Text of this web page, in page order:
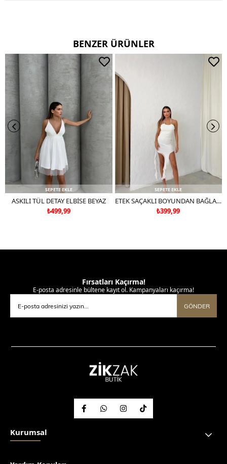
BENZER ÜRÜNLER
SEPETE EKLE
ASKILI TÜL DETAY ELBİSE BEYAZ
₺499,99
SEPETE EKLE
ETEK SAÇAKLI BOYUNDAN BAĞLAMALI TÜL ASTARLI ELBİSE BEYAZ
₺399,99
Fırsatları Kaçırma!
E-posta adresinle bültene kayıt ol. Kampanyaları kaçırma!
GÖNDER
Kurumsal